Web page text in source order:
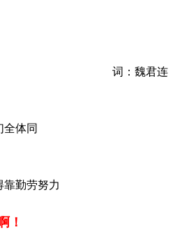
词：魏君
体同
靠勤劳努力
！